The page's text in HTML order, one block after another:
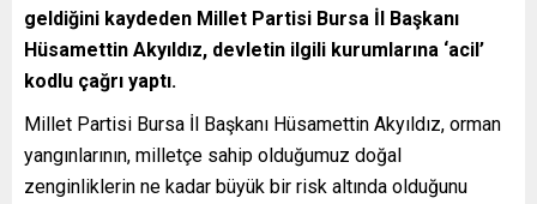
geldiğini kaydeden Millet Partisi Bursa İl Başkanı
Hüsamettin Akyıldız, devletin ilgili kurumlarına ‘acil’
kodlu çağrı yaptı.
Millet Partisi Bursa İl Başkanı Hüsamettin Akyıldız, orman
yangınlarının, milletçe sahip olduğumuz doğal
zenginliklerin ne kadar büyük bir risk altında olduğunu